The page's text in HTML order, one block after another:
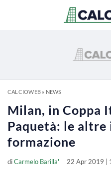
CALCIOWEB» NEWS
Milan, in Coppa
Paquetà: le
formazione
diCarmelo Barilla' 22 Apr 2019 |